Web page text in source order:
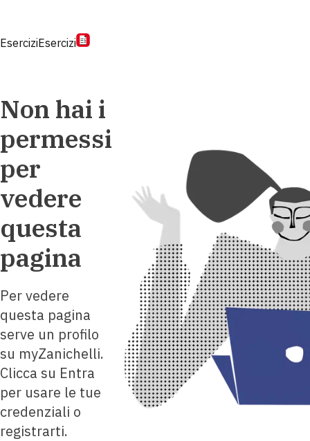
EserciziEsercizi
Non hai i
permessi
per
vedere
questa
pagina
Per vedere
questa pagina
serve un profilo
su myZanichelli.
Clicca su Entra
per usare le tue
credenziali o
registrarti.